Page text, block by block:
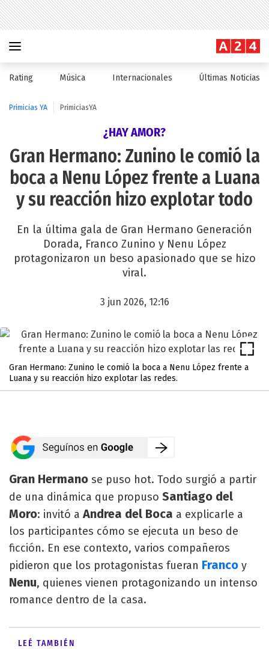
Rating Música Internacionales Últimas Noticias
Primicias YA PrimiciasYA
¿HAY AMOR?
Gran Hermano: Zunino le comió la
boca a Nenu López frente a Luana
y su reacción hizo explotar todo
En la última gala de Gran Hermano Generación
Dorada, Franco Zunino y Nenu López
protagonizaron un beso apasionado que se hizo
viral.
3 jun 2026, 12:16
Gran Hermano: Zunino le comió la boca a Nenu López frente a
Luana y su reacción hizo explotar las redes.
Gran Hermano se puso hot. Todo surgió a partir
de una dinámica que propuso Santiago del
Moro: invitó aAndrea del Boca a explicarle a
los participantes cómo se ejecuta un beso de
ficción. En ese contexto, varios compañeros
pidieron que los protagonistas fueran Franco y
Nenu, quienes vienen protagonizando un intenso
romance dentro de la casa.
LEÉ TAMBIÉN